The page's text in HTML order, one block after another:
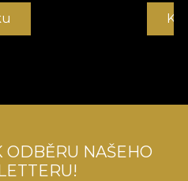
ODBĚRU NAŠEHO